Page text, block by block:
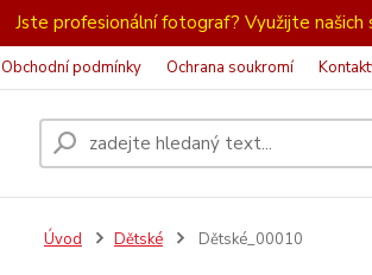
Jste profesionální fotograf? Využijte
Obchodní podmínky Ochrana soukromí
Úvod Dětské Dětské_00010